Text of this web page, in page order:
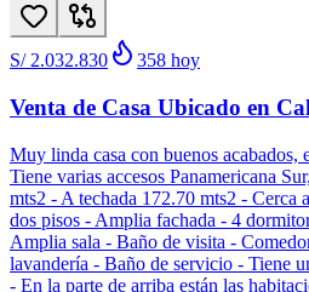
S/ 2.032.830 358 hoy
Venta de Casa Ubicado en
Muy linda casa con buenos acabados,
Tiene varias accesos Panamericana
mts2 - A techada 172.70 mts2 - Cerca
dos pisos - Amplia fachada - 4
Amplia sala - Baño de visita -
lavandería - Baño de servicio - Tiene
- En la parte de arriba están las